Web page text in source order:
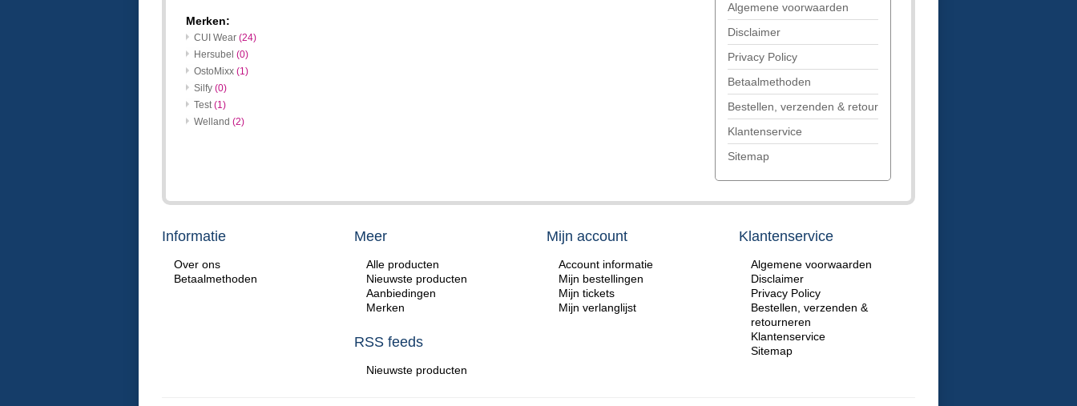
Merken:
CUI Wear (24)
Hersubel (0)
OstoMixx (1)
Silfy (0)
Test(1)
Welland (2)
Algemene voorwaarden
Disclaimer
Privacy Policy
Betaalmethoden
Bestellen, verzenden & retourneren
Klantenservice
Sitemap
Informatie
Over ons
Betaalmethoden
Meer
Alle producten
Nieuwste producten
Aanbiedingen
Merken
RSS feeds
Nieuwste producten
Mijn account
Account informatie
Mijn bestellingen
Mijn tickets
Mijn verlanglijst
Klantenservice
Algemene voorwaarden
Disclaimer
Privacy Policy
Bestellen, verzenden &
retourneren
Klantenservice
Sitemap